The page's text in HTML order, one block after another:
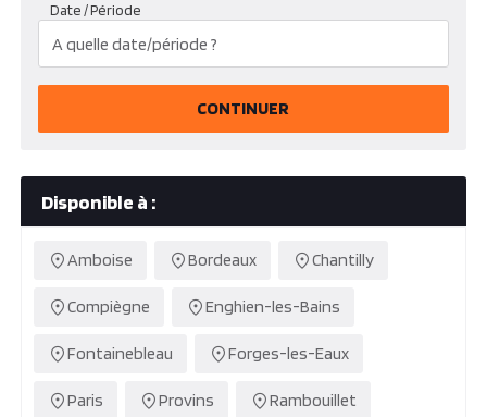
Date / Période
CONTINUER
Disponible à :
Amboise Bordeaux Chantilly
Compiègne Enghien-les-Bains
Fontainebleau Forges-les-Eaux
Paris Provins Rambouillet